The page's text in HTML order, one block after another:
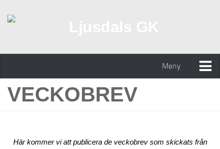
Meny
Hem
Kontakta oss
VECKOBREV
Här kommer vi att publicera de veckobrev som skickats från